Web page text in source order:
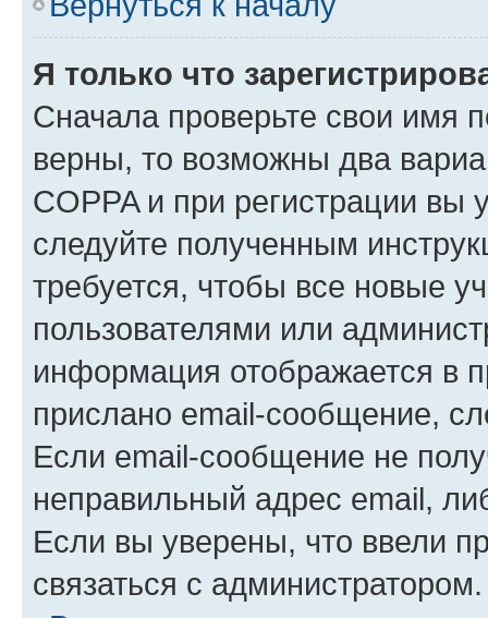
Я только что
Сначала проверьте свои имя
верны, то возможны два
COPPA и при регистрации вы
следуйте полученным
требуется, чтобы все новые
пользователями или
информация отображается в
прислано email-сообщение,
Если email-сообщение не
неправильный адрес email,
Если вы уверены, что ввели
связаться с администратором.